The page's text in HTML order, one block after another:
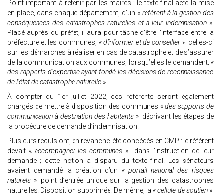
Point important à retenir par les maires : le texte final acte la mise
en place, dans chaque département, d’un « référent à la gestion des
conséquences des catastrophes naturelles et à leur indemnisation».
Placé auprès du préfet, il aura pour tâche d’être l’interface entre la
préfecture et les communes, «d’informer et de conseiller » celles-ci
sur les démarches à réaliser en cas de catastrophe et de s’assurer
de la communication aux communes, lorsqu’elles le demandent, «
des rapports d’expertise ayant fondé les décisions de reconnaissance
de l’état de catastrophe naturelle ».
À compter du 1er juillet 2022, ces référents seront également
chargés de mettre à disposition des communes «des supports de
communication à destination des habitants» décrivant les étapes de
la procédure de demande d’indemnisation.
Plusieurs reculs ont, en revanche, été concédés en CMP : le référent
devait « accompagner les communes » dans l’instruction de leur
demande ; cette notion a disparu du texte final. Les sénateurs
avaient demandé la création d’un «portail national des risques
naturels », point d’entrée unique sur la gestion des catastrophes
naturelles. Disposition supprimée. De même, la «cellule de soutien »